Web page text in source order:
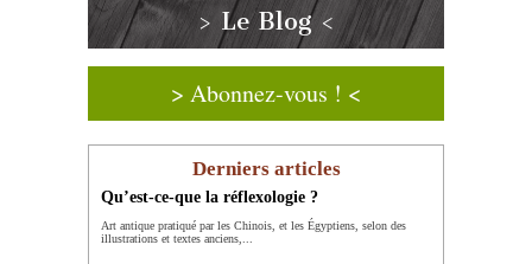
> Le Blog <
> Abonnez-vous ! <
Derniers articles
Qu’est-ce-que la réflexologie ?
Art antique pratiqué par les Chinois, et les Égyptiens, selon des
illustrations et textes anciens,...